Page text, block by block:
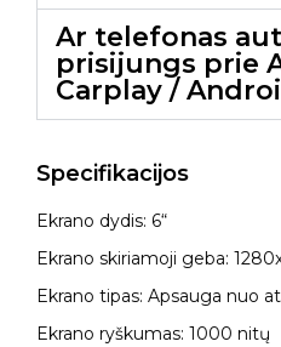
Ar telefonas
prisijungs prie
Carplay /
Specifikacijos
Ekrano dydis: 6“
Ekrano skiriamoji geba:
Ekrano tipas: Apsauga nuo
Ekrano ryškumas: 1000 nitų